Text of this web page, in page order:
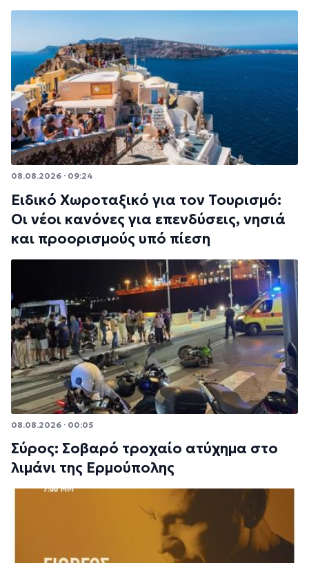
08.08.2026 · 09:24
Ειδικό Χωροταξικό για τον Τουρισμό:
Οι νέοι κανόνες για επενδύσεις, νησιά
και προορισμούς υπό πίεση
08.08.2026 · 00:05
Σύρος: Σοβαρό τροχαίο ατύχημα στο
λιμάνι της Ερμούπολης